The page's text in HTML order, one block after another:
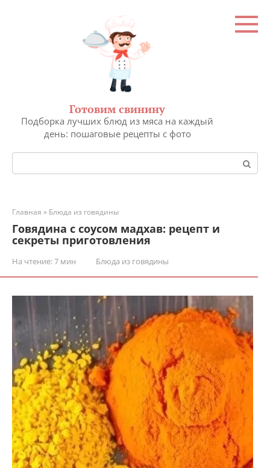
Готовим свинину
Подборка лучших блюд из мяса на каждый
день: пошаговые рецепты с фото
Поиск:
Главная » Блюда из говядины
Говядина с соусом мадхав: рецепт и
секреты приготовления
На чтение:7 мин Блюда из говядины